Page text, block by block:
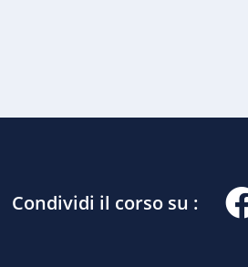
Condividi il corso su :